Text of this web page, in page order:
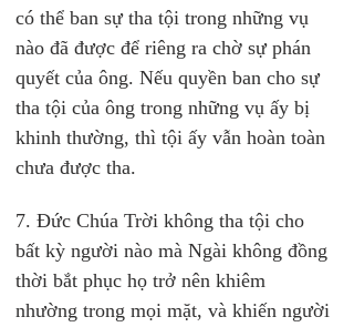
có thể ban sự tha tội trong những vụ
nào đã được để riêng ra chờ sự phán
quyết của ông. Nếu quyền ban cho sự
tha tội của ông trong những vụ ấy bị
khinh thường, thì tội ấy vẫn hoàn toàn
chưa được tha.
7. Đức Chúa Trời không tha tội cho
bất kỳ người nào mà Ngài không đồng
thời bắt phục họ trở nên khiêm
nhường trong mọi mặt, và khiến người